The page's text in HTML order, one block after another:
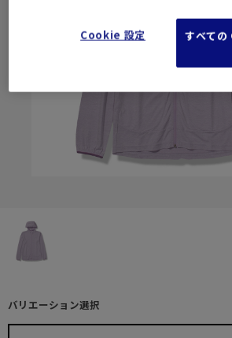
バリエーション選択
Cookie 設定
すべて